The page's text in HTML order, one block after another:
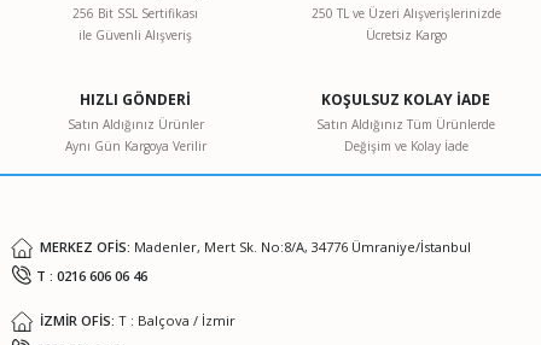
256 Bit SSL Sertifikası
ile Güvenli Alışveriş
250 TL ve Üzeri Alışverişlerinizde
Ücretsiz Kargo
HIZLI GÖNDERİ
Satın Aldığınız Ürünler
Aynı Gün Kargoya Verilir
KOŞULSUZ KOLAY İADE
Satın Aldığınız Tüm Ürünlerde
Değişim ve Kolay İade
MERKEZ OFİS: Madenler, Mert Sk. No:8/A, 34776 Ümraniye/İstanbul
T : 0216 606 06 46
İZMİR OFİS: T : Balçova / İzmir